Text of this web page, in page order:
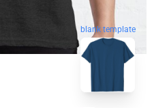
blank template